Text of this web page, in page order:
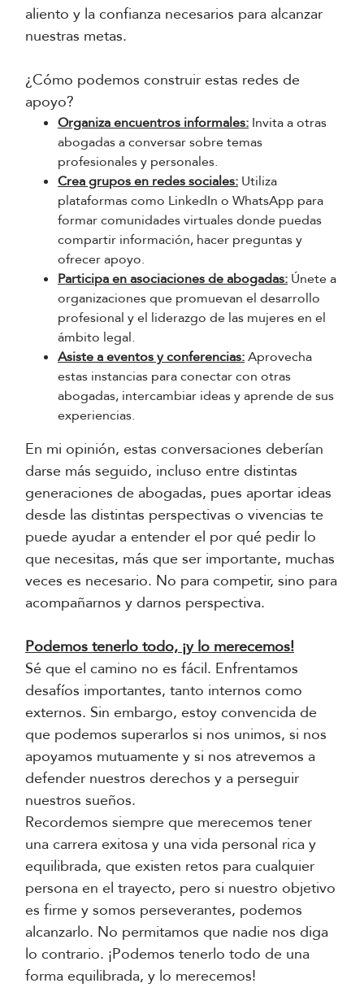
aliento y la confianza necesarios para alcanzar
nuestras metas.
¿Cómo podemos construir estas redes de
apoyo?
Organiza encuentros informales: Invita a otras
abogadas a conversar sobre temas
profesionales y personales.
Crea grupos en redes sociales: Utiliza
plataformas como LinkedIn o WhatsApp para
formar comunidades virtuales donde puedas
compartir información, hacer preguntas y
ofrecer apoyo.
Participa en asociaciones de abogadas: Únete a
organizaciones que promuevan el desarrollo
profesional y el liderazgo de las mujeres en el
ámbito legal.
Asiste a eventos y conferencias:Aprovecha
estas instancias para conectar con otras
abogadas, intercambiar ideas y aprende de sus
experiencias.
En mi opinión, estas conversaciones deberían
darse más seguido, incluso entre distintas
generaciones de abogadas, pues aportar ideas
desde las distintas perspectivas o vivencias te
puede ayudar a entender el por qué pedir lo
que necesitas, más que ser importante, muchas
veces es necesario. No para competir, sino para
acompañarnos y darnos perspectiva.
Podemos tenerlo todo, ¡y lo merecemos!
Sé que el camino no es fácil. Enfrentamos
desafíos importantes, tanto internos como
externos. Sin embargo, estoy convencida de
que podemos superarlos si nos unimos, si nos
apoyamos mutuamente y si nos atrevemos a
defender nuestros derechos y a perseguir
nuestros sueños.
Recordemos siempre que merecemos tener
una carrera exitosa y una vida personal rica y
equilibrada, que existen retos para cualquier
persona en el trayecto, pero si nuestro objetivo
es firme y somos perseverantes, podemos
alcanzarlo. No permitamos que nadie nos diga
lo contrario. ¡Podemos tenerlo todo de una
forma equilibrada, y lo merecemos!